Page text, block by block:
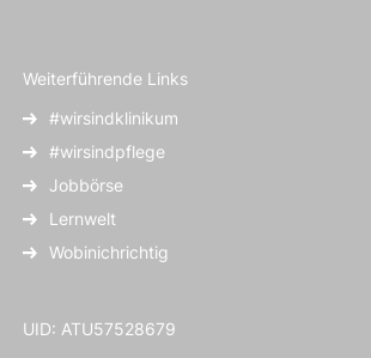
Weiterführende Links
#wirsindklinikum
#wirsindpflege
Jobbörse
Lernwelt
Wobinichrichtig
UID: ATU57528679